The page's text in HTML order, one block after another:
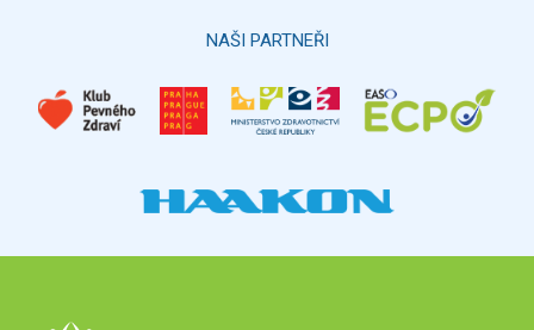
NAŠI PARTNEŘI